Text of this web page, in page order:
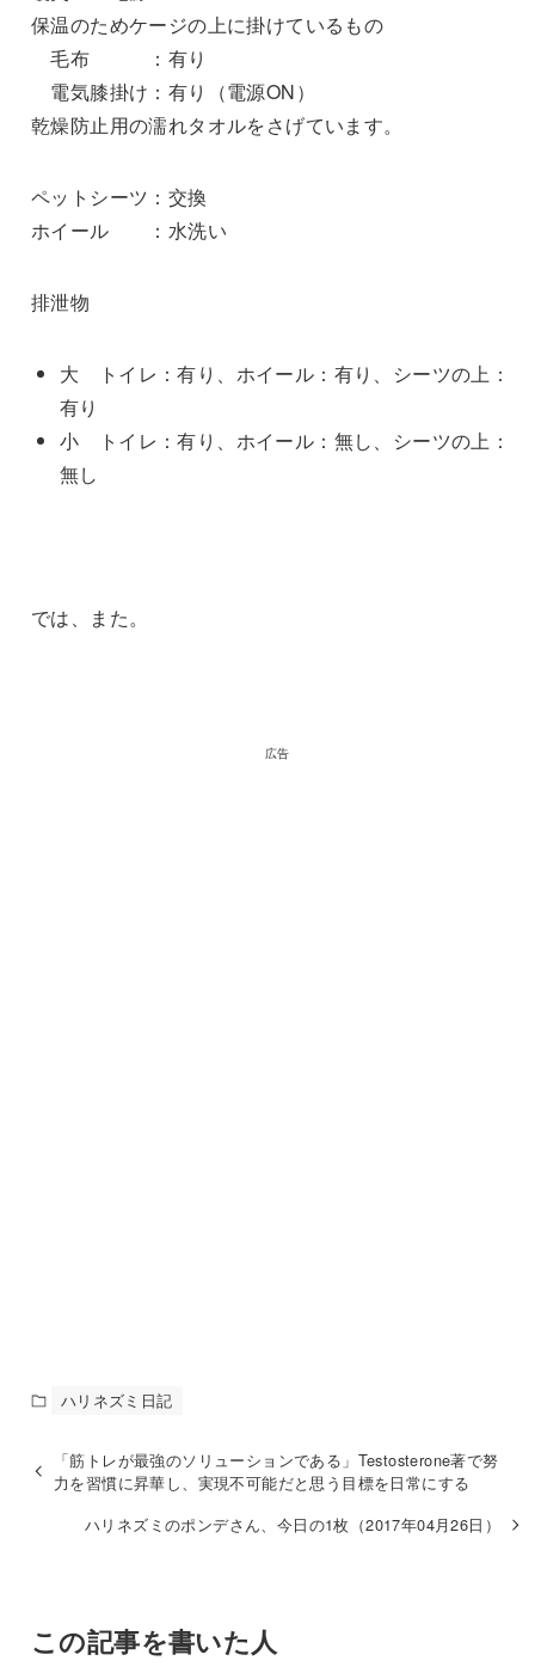
保温のためケージの上に掛けているもの
毛布 ：有り
電気膝掛け：有り（電源ON）
乾燥防止用の濡れタオルをさげています。
ペットシーツ：交換
ホイール ：水洗い
排泄物
大 トイレ：有り、ホイール：有り、シーツの上：
有り
小 トイレ：有り、ホイール：無し、シーツの上：
無し
では、また。
広告
ハリネズミ日記
「筋トレが最強のソリューションである」Testosterone著で努
力を習慣に昇華し、実現不可能だと思う目標を日常にする
ハリネズミのポンデさん、今日の1枚（2017年04月26日）
この記事を書いた人